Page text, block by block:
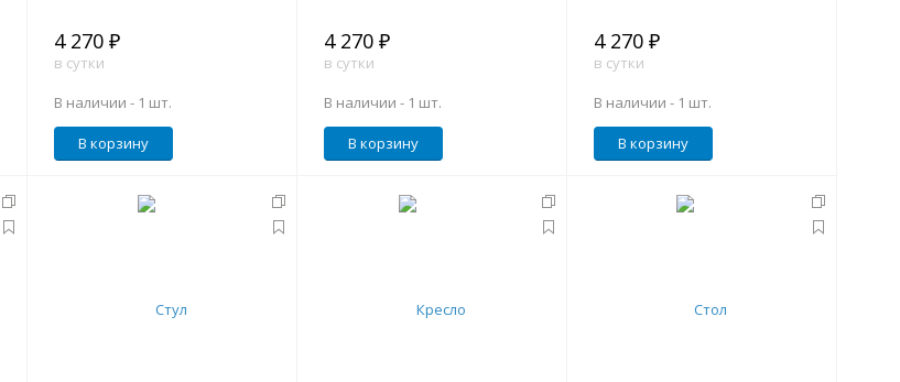
4 270 ₽
в сутки
В наличии - 1 шт.
В корзину
4 270 ₽
в сутки
В наличии - 1 шт.
В корзину
4 270 ₽
в сутки
В наличии - 1 шт.
В корзину